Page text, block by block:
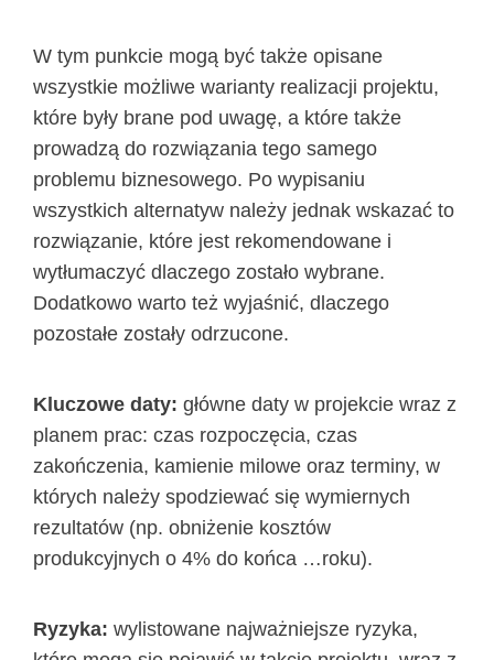
W tym punkcie mogą być także opisane
wszystkie możliwe warianty realizacji projektu,
które były brane pod uwagę, a które także
prowadzą do rozwiązania tego samego
problemu biznesowego. Po wypisaniu
wszystkich alternatyw należy jednak wskazać to
rozwiązanie, które jest rekomendowane i
wytłumaczyć dlaczego zostało wybrane.
Dodatkowo warto też wyjaśnić, dlaczego
pozostałe zostały odrzucone.
Kluczowe daty: główne daty w projekcie wraz z
planem prac: czas rozpoczęcia, czas
zakończenia, kamienie milowe oraz terminy, w
których należy spodziewać się wymiernych
rezultatów (np. obniżenie kosztów
produkcyjnych o 4% do końca …roku).
Ryzyka: wylistowane najważniejsze ryzyka,